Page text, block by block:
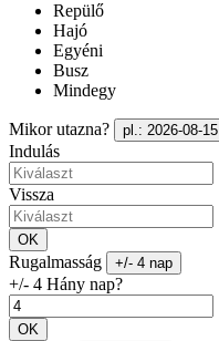
Repülő
Hajó
Egyéni
Busz
Mindegy
Mikor utazna? pl.: 2026-08-15
Indulás
Vissza
OK
Rugalmasság +/- 4 nap
+/- 4 Hány nap?
OK